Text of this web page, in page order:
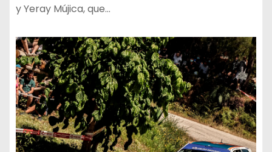
y Yeray Mújica, que…